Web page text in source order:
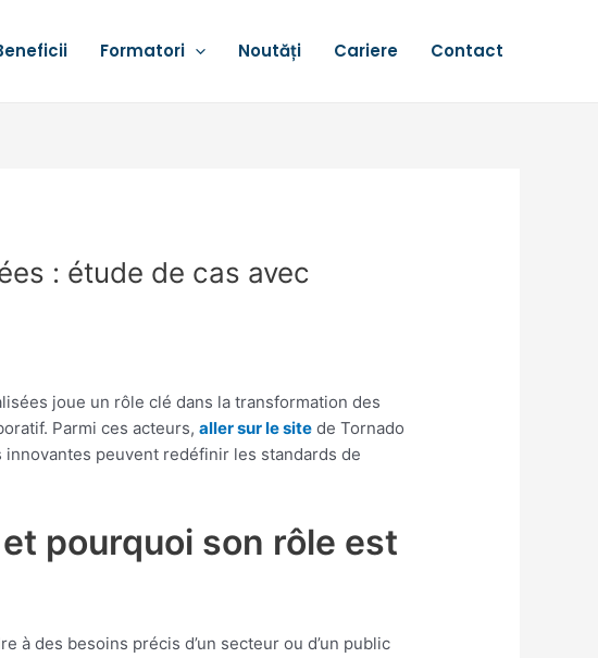
Formatori Noutăți Cariere Contact
: étude de cas avec
joue un rôle clé dans la transformation des
Parmi ces acteurs,aller sur le site de Tornado
peuvent redéfinir les standards de
pourquoi son rôle est
des besoins précis d’un secteur ou d’un public